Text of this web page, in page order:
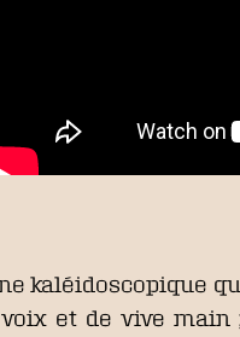
kaléidoscopique
et de vive main